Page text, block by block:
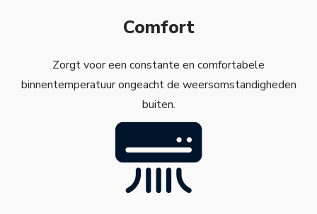
Comfort
Zorgt voor een constante en comfortabele
binnentemperatuur ongeacht de weersomstandigheden
buiten.